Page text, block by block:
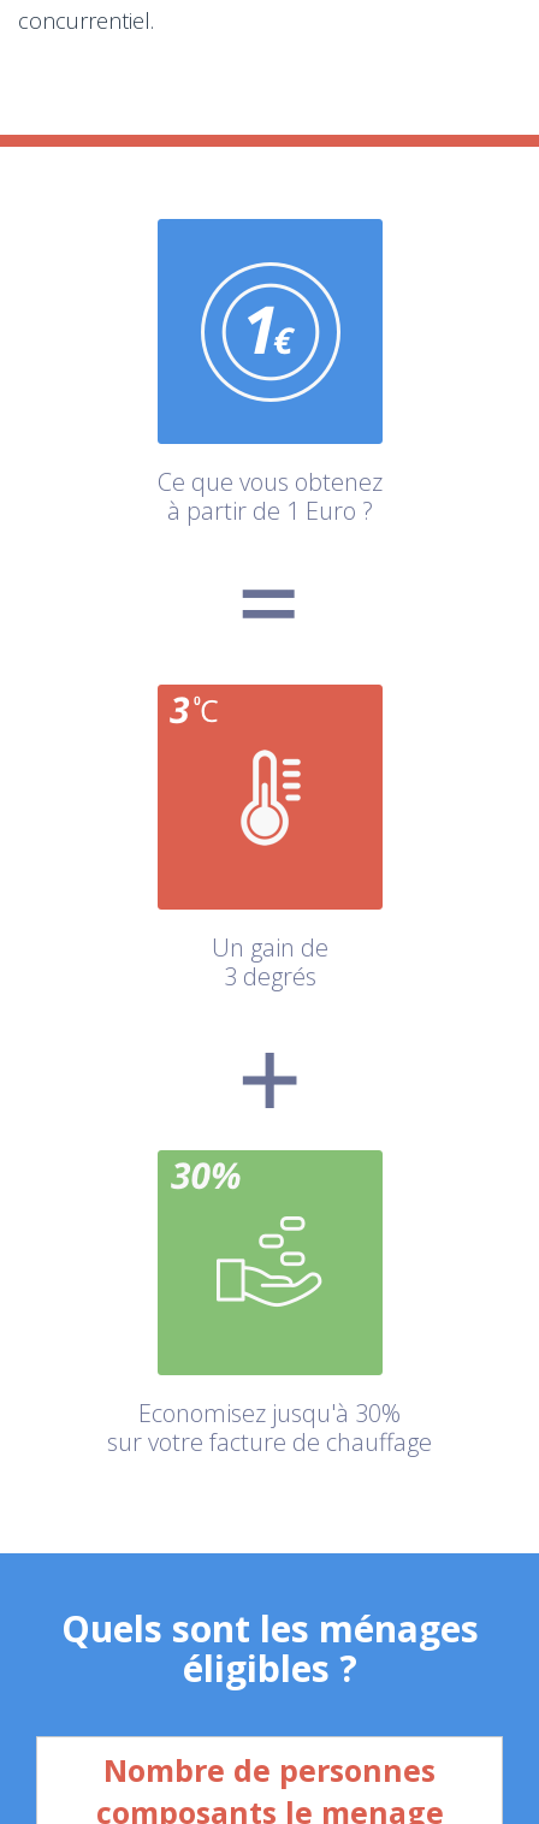
concurrentiel.
Ce que vous obtenez
à partir de 1 Euro ?
Un gain de
3 degrés
Economisez jusqu'à 30%
sur votre facture de chauffage
Quels sont les ménages
éligibles ?